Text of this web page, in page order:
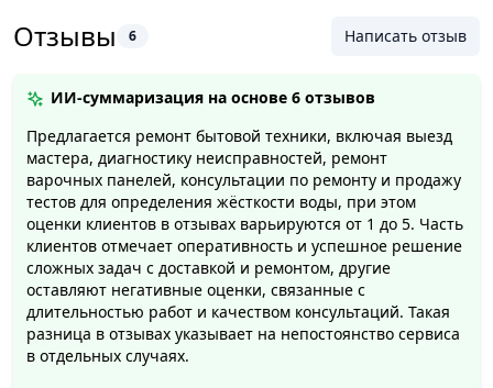
Отзывы 6 Написать отзыв
ИИ-суммаризация на основе 6 отзывов
Предлагается ремонт бытовой техники, включая выезд
мастера, диагностику неисправностей, ремонт
варочных панелей, консультации по ремонту и продажу
тестов для определения жёсткости воды, при этом
оценки клиентов в отзывах варьируются от 1 до 5. Часть
клиентов отмечает оперативность и успешное решение
сложных задач с доставкой и ремонтом, другие
оставляют негативные оценки, связанные с
длительностью работ и качеством консультаций. Такая
разница в отзывах указывает на непостоянство сервиса
в отдельных случаях.